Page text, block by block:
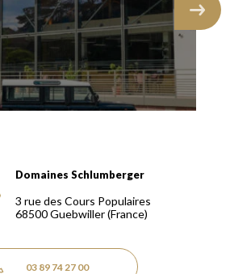
Vignerons 100% récoltants
Domaines Schlumberger
3 rue des Cours Populaires
68500Guebwiller(France)
03 89 74 27 00